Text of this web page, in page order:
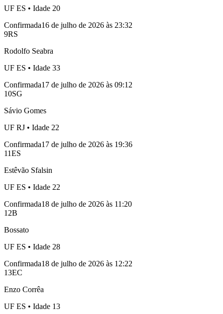
UF ES • Idade 20
Confirmada16 de julho de 2026 às 23:32
9RS
Rodolfo Seabra
UF ES • Idade 33
Confirmada17 de julho de 2026 às 09:12
10SG
Sávio Gomes
UF RJ • Idade 22
Confirmada17 de julho de 2026 às 19:36
11ES
Estêvão Sfalsin
UF ES • Idade 22
Confirmada18 de julho de 2026 às 11:20
12B
Bossato
UF ES • Idade 28
Confirmada18 de julho de 2026 às 12:22
13EC
Enzo Corrêa
UF ES • Idade 13